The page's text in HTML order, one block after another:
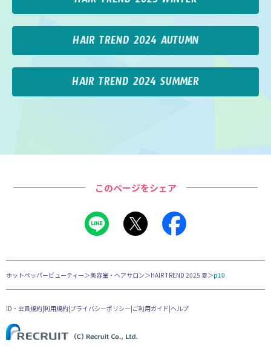
HAIR TREND 2024 AUTUMN
HAIR TREND 2024 SUMMER
このページをシェア
ホットペッパービューティー＞美容室・ヘアサロン＞HAIR TREND 2025 夏＞p10
ID・会員規約|利用規約|プライバシーポリシー|ご利用ガイド|ヘルプ